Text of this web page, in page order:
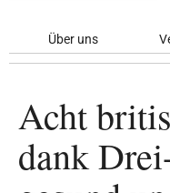
Über uns
Acht
dank